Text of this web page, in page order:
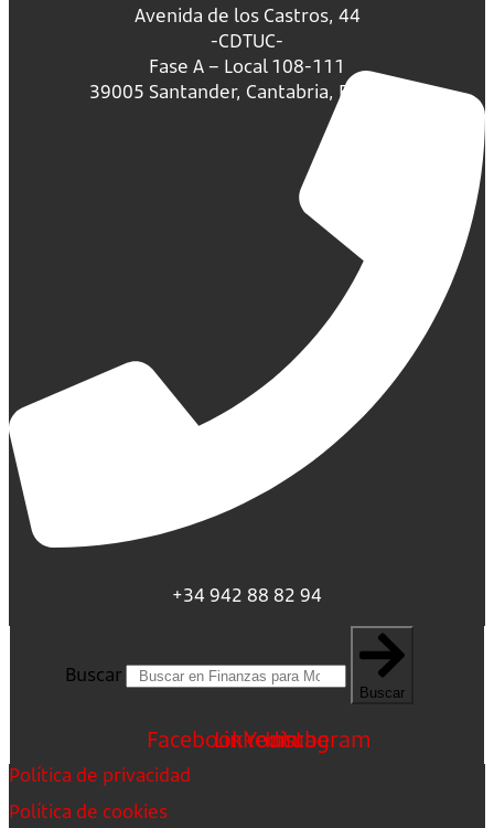
Avenida de los Castros, 44
-CDTUC-
Fase A – Local 108-111
39005 Santander, Cantabria, España.
+34 942 88 82 94
Buscar
Buscar
FacebookLinkedin
Youtube
Instagram
Política de privacidad
Política de cookies